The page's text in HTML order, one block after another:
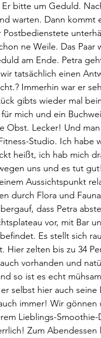
bitte um Geduld.
warten. Dann kommt
Postbedienstete
ne Weile. Das
am Ende. Petra
tatsächlich einen
Immerhin war er
gibts wieder mal
mich und ein
Obst. Lecker! Und
Studio. Ich
heißt, ich hab mich
uns und es tut
Aussichtspunkt
durch Flora und
dass Petra
vor, mit Bar
Es stellt sich
Hier zelten bis zu 34
vorhanden und
so ist es echt
selbst hier auch
immer! Wir
Lieblings-
Zum